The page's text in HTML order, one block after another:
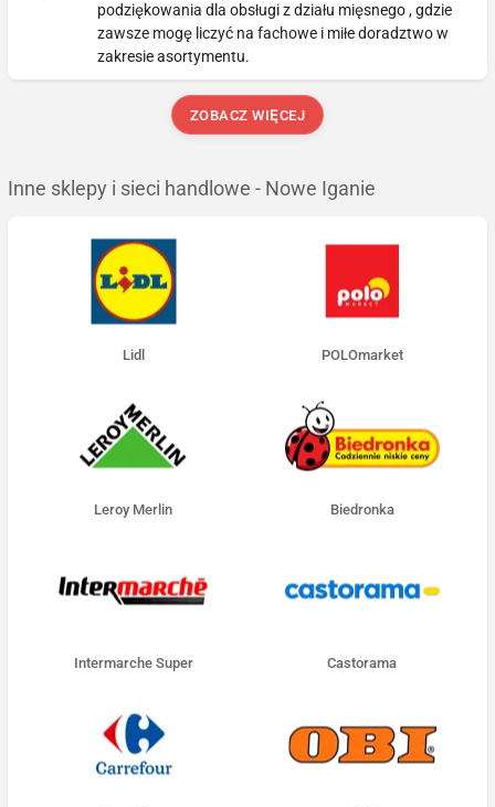
podziękowania dla obsługi z działu mięsnego , gdzie
zawsze mogę liczyć na fachowe i miłe doradztwo w
zakresie asortymentu.
ZOBACZ WIĘCEJ
Inne sklepy i sieci handlowe - Nowe Iganie
Lidl POLOmarket
Leroy Merlin Biedronka
Intermarche Super Castorama